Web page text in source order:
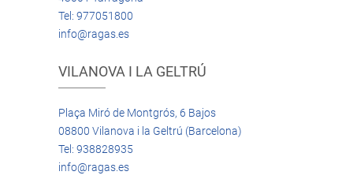
Tel: 977051800
info@ragas.es
VILANOVA I LA GELTRÚ
Plaça Miró de Montgrós, 6 Bajos
08800 Vilanova i la Geltrú (Barcelona)
Tel: 938828935
info@ragas.es